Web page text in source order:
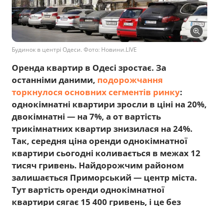
Будинок в центрі Одеси. Фото: Новини.LIVE
Оренда квартир в Одесі зростає. За
останніми даними, подорожчання
торкнулося основних сегментів ринку:
однокімнатні квартири зросли в ціні на 20%,
двокімнатні — на 7%, а от вартість
трикімнатних квартир знизилася на 24%.
Так, середня ціна оренди однокімнатної
квартири сьогодні коливається в межах 12
тисяч гривень. Найдорожчим районом
залишається Приморський — центр міста.
Тут вартість оренди однокімнатної
квартири сягає 15 400 гривень, і це без